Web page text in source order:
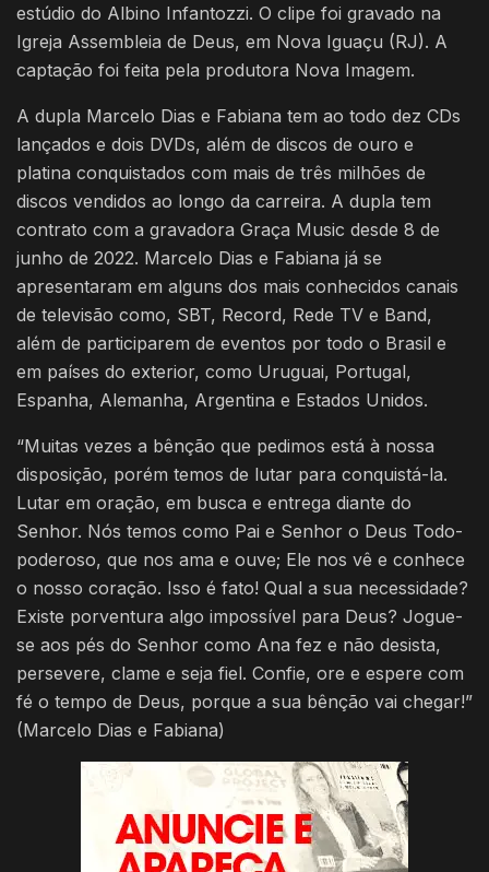
estúdio do Albino Infantozzi. O clipe foi gravado na
Igreja Assembleia de Deus, em Nova Iguaçu (RJ). A
captação foi feita pela produtora Nova Imagem.
A dupla Marcelo Dias e Fabiana tem ao todo dez CDs
lançados e dois DVDs, além de discos de ouro e
platina conquistados com mais de três milhões de
discos vendidos ao longo da carreira. A dupla tem
contrato com a gravadora Graça Music desde 8 de
junho de 2022. Marcelo Dias e Fabiana já se
apresentaram em alguns dos mais conhecidos canais
de televisão como, SBT, Record, Rede TV e Band,
além de participarem de eventos por todo o Brasil e
em países do exterior, como Uruguai, Portugal,
Espanha, Alemanha, Argentina e Estados Unidos.
“Muitas vezes a bênção que pedimos está à nossa
disposição, porém temos de lutar para conquistá-la.
Lutar em oração, em busca e entrega diante do
Senhor. Nós temos como Pai e Senhor o Deus Todo-
poderoso, que nos ama e ouve; Ele nos vê e conhece
o nosso coração. Isso é fato! Qual a sua necessidade?
Existe porventura algo impossível para Deus? Jogue-
se aos pés do Senhor como Ana fez e não desista,
persevere, clame e seja fiel. Confie, ore e espere com
fé o tempo de Deus, porque a sua bênção vai chegar!”
(Marcelo Dias e Fabiana)